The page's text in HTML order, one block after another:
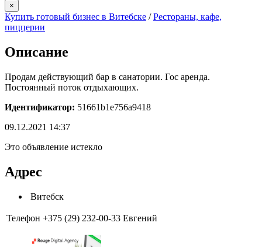
×
Купить готовый бизнес в Витебске /Рестораны, кафе,
пиццерии
Описание
Продам действующий бар в санатории. Гос аренда.
Постоянный поток отдыхающих.
Идентификатор: 51661b1e756a9418
09.12.2021 14:37
Это объявление истекло
Адрес
Витебск
Телефон +375 (29) 232-00-33 Евгений